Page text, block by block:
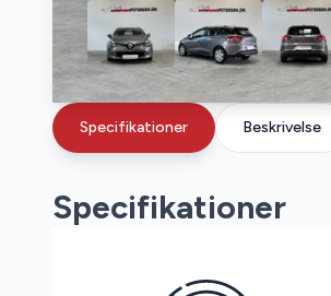
Specifikationer Beskrivelse
Specifikationer